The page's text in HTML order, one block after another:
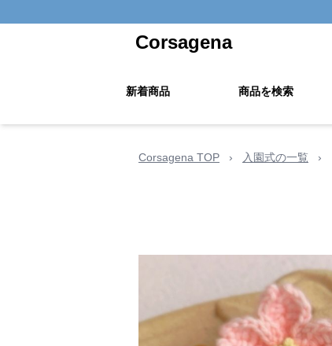
Corsagena
新着商品 商品を検索
Corsagena TOP › 入園式の一覧 ›